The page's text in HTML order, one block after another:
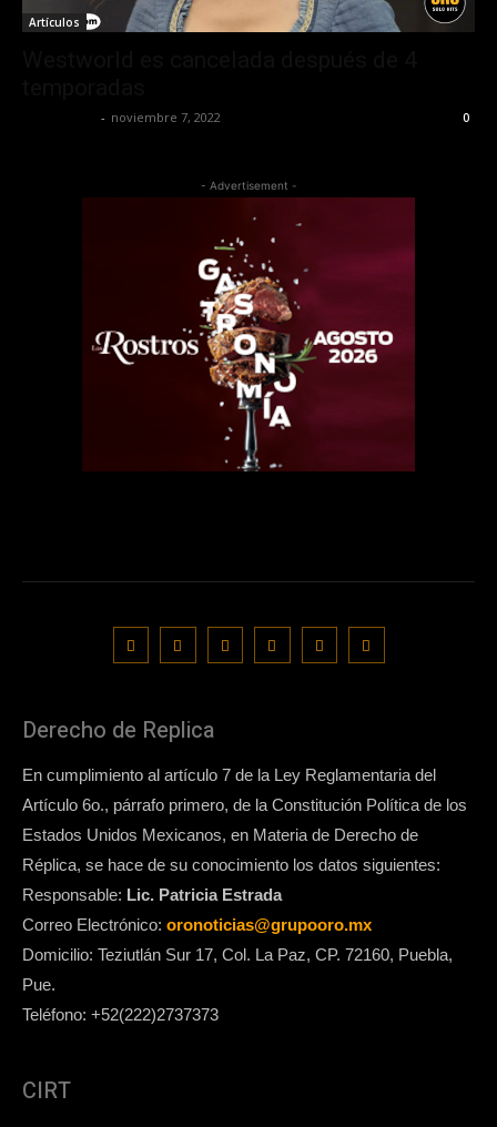
Artículos
- noviembre 7, 2022 0
- Advertisement -
Derecho de Replica
En cumplimiento al artículo 7 de la Ley Reglamentaria del
Artículo 6o., párrafo primero, de la Constitución Política de los
Estados Unidos Mexicanos, en Materia de Derecho de
Réplica, se hace de su conocimiento los datos siguientes:
Responsable: Lic. Patricia Estrada
Correo Electrónico: oronoticias@grupooro.mx
Domicilio: Teziutlán Sur 17, Col. La Paz, CP. 72160, Puebla,
Pue.
Teléfono: +52(222)2737373
CIRT